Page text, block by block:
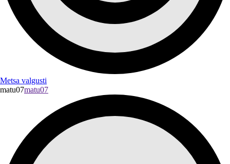
Metsa valgusti
matu07matu07